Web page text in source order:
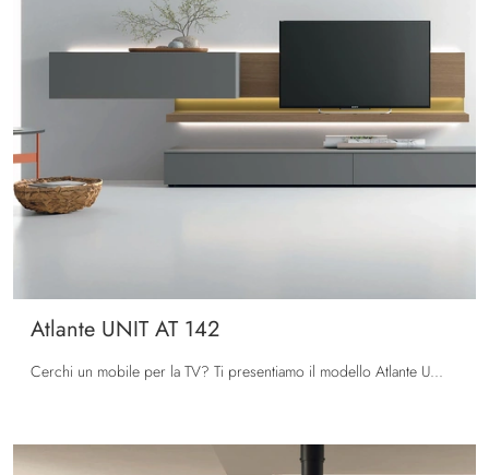
Atlante UNIT AT 142
Cerchi un mobile per la TV? Ti presentiamo il modello Atlante UNIT AT 142 di Tomasella in laccato opaco, pensato per spazi moderni.